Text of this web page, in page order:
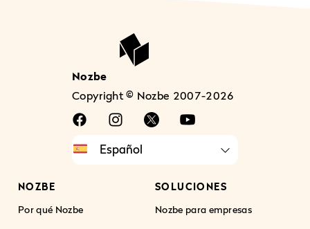
Nozbe
Copyright © Nozbe 2007-2026
NOZBE
Por qué Nozbe
SOLUCIONES
Nozbe para empresas